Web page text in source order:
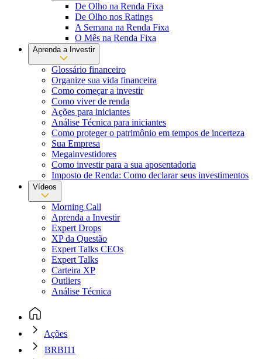
De Olho na Renda Fixa
De Olho nos Ratings
A Semana na Renda Fixa
O Mês na Renda Fixa
Aprenda a Investir
Glossário financeiro
Organize sua vida financeira
Como começar a investir
Como viver de renda
Ações para iniciantes
Análise Técnica para iniciantes
Como proteger o patrimônio em tempos de incerteza
Sua Empresa
Megainvestidores
Como investir para a sua aposentadoria
Imposto de Renda: Como declarar seus investimentos
Vídeos
Morning Call
Aprenda a Investir
Expert Drops
XP da Questão
Expert Talks CEOs
Expert Talks
Carteira XP
Outliers
Análise Técnica
Ações
BRBI11